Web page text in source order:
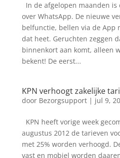
In de afgelopen maanden is
over WhatsApp. De nieuwe
belfunctie, bellen via de App
dat heet. Geruchten zeggen
binnenkort aan komt, alleen
bekent! De eerst...
KPN verhoogt zakelijke
door Bezorgsupport| jul 9,
KPN heeft vorige week
augustus 2012 de tarieven
met 25% worden verhoogd.
vast en mobiel worden